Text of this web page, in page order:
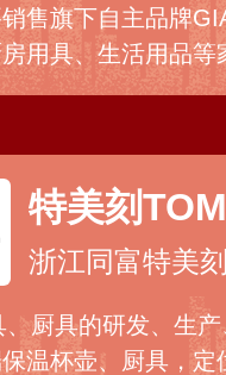
售旗下自主品牌
用具、生活用品
以及线下渠道推广
特美刻
浙江同富特美
厨具的研发、生
温杯壶、厨具，定